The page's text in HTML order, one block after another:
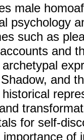
male
psychology
such as
and
and
for self-
of